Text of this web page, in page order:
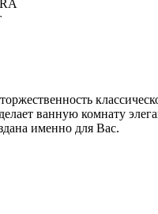
ванную комнату
именно для Вас.